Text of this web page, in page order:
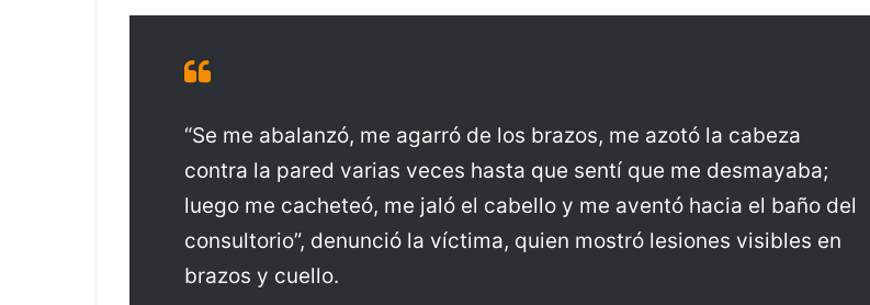
“Se me abalanzó, me agarró de los brazos, me azotó la cabeza
contra la pared varias veces hasta que sentí que me desmayaba;
luego me cacheteó, me jaló el cabello y me aventó hacia el baño del
consultorio”, denunció la víctima, quien mostró lesiones visibles en
brazos y cuello.